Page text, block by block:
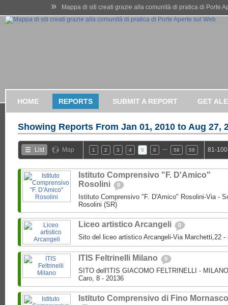
» Mappa di siti creati grazie alla comunità di pratica di Porte
HOME REPORTS SUBMIT A REPORT GET
Showing Reports From Jan 01, 2010 to Aug 27,
List Map 1 2 3 4 5 6 58 59 81-
Istituto Comprensivo "F. D'Amico"
Rosolini
0
Istituto Comprensivo "F. D'Amico" Rosolini-Via -
Rosolini (SR)
Liceo artistico Arcangeli 0
Sito del liceo artistico Arcangeli-Via Marchetti,22 -
ITIS Feltrinelli Milano 0
SITO dell'ITIS GIACOMO FELTRINELLI -
Caro, 8 - 20136
Istituto Comprensivo di Fino Mornasco